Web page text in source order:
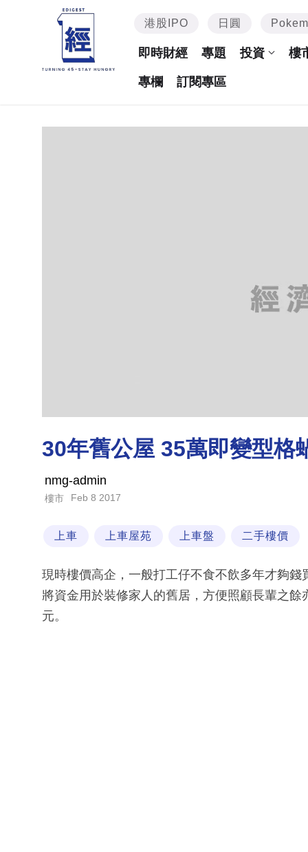
港股IPO 日圓
即時財經 專題 投資 樓
專欄 訂閱專區
30年舊公屋 35萬即變型格
nmg-admin
樓市 Feb 8 2017
上車 上車屋苑 上車盤 二手樓價
現時樓價高企，一般打工仔不食不飲多年才夠
將資金用於裝修家人的舊居，方便照顧長輩之
元。